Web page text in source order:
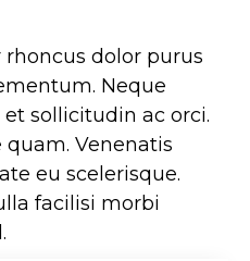
dolor purus
Neque
sollicitudin ac orci.
Venenatis
eu scelerisque.
facilisi morbi